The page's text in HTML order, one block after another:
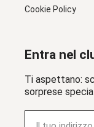
Cookie Policy
Entra nel
Ti aspettano:
sorprese